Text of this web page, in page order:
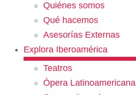
Quiénes somos
Qué hacemos
Asesorías Externas
Explora Iberoamérica
Teatros
Ópera Latinoamericana